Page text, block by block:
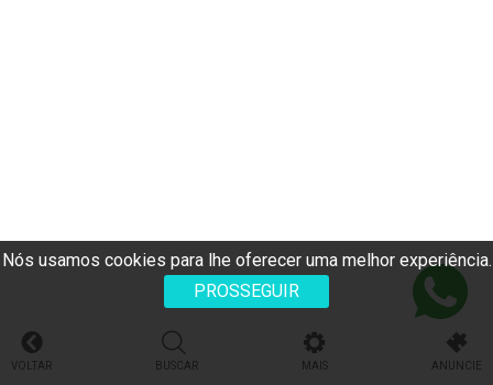
Nós usamos cookies para lhe oferecer uma melhor experiência.
PROSSEGUIR
VOLTAR BUSCAR MAIS ANUNCIE